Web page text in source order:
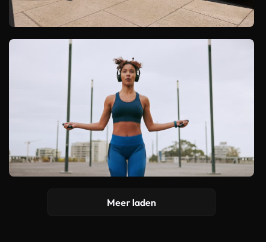
Meer laden